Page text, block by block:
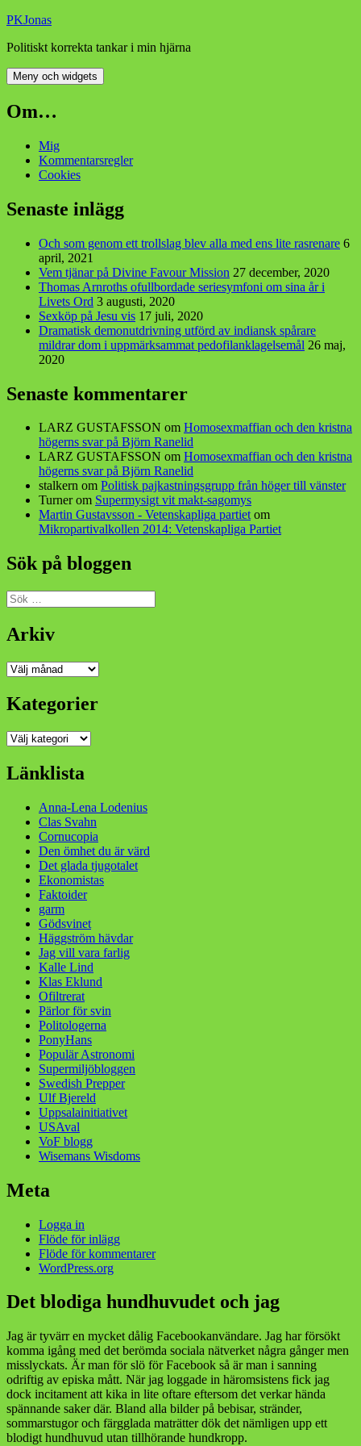
Hoppa
innehåll
PKJonas
Politiskt korrekta tankar i min hjärna
Meny och widgets
Om…
Mig
Kommentarsregler
Cookies
Senaste inlägg
Och som genom ett trollslag blev alla med ens lite rasrenare 6
april, 2021
Vem tjänar på Divine Favour Mission 27 december, 2020
Thomas Arnroths ofullbordade seriesymfoni om sina år i
Livets Ord 3 augusti, 2020
Sexköp på Jesu vis 17 juli, 2020
Dramatisk demonutdrivning utförd av indiansk spårare
mildrar dom i uppmärksammat pedofilanklagelsemål 26 maj,
2020
Senaste kommentarer
LARZ GUSTAFSSON om Homosexmaffian och den kristna
högerns svar på Björn Ranelid
LARZ GUSTAFSSON om Homosexmaffian och den kristna
högerns svar på Björn Ranelid
stalkern om Politisk pajkastningsgrupp från höger till vänster
Turnerom Supermysigt vit makt-sagomys
Martin Gustavsson - Vetenskapliga partietom
Mikropartivalkollen 2014: Vetenskapliga Partiet
Sök på bloggen
Sök
efter:
Arkiv
Arkiv
Kategorier
Kategorier
Länklista
Anna-Lena Lodenius
Clas Svahn
Cornucopia
Den ömhet du är värd
Det glada tjugotalet
Ekonomistas
Faktoider
garm
Gödsvinet
Häggström hävdar
Jag vill vara farlig
Kalle Lind
Klas Eklund
Ofiltrerat
Pärlor för svin
Politologerna
PonyHans
Populär Astronomi
Supermiljöbloggen
Swedish Prepper
Ulf Bjereld
Uppsalainitiativet
USAval
VoF blogg
Wisemans Wisdoms
Meta
Logga in
Flöde för inlägg
Flöde för kommentarer
WordPress.org
Det blodiga hundhuvudet och jag
Jag är tyvärr en mycket dålig Facebookanvändare. Jag har försökt
komma igång med det berömda sociala nätverket några gånger men
misslyckats. Är man för slö för Facebook så är man i sanning
odriftig av episka mått. När jag loggade in häromsistens fick jag
dock incitament att kika in lite oftare eftersom det verkar hända
spännande saker där. Bland alla bilder på bebisar, stränder,
sommarstugor och färgglada maträtter dök det nämligen upp ett
blodigt hundhuvud utan tillhörande hundkropp.